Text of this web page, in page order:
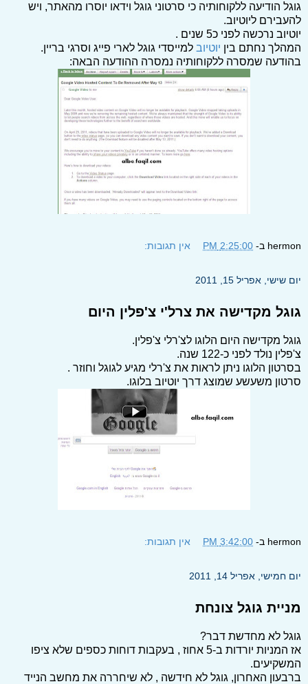
גוגל הודיעה ללקוחותיה כי סרטוני גוגל וידאו יוסרו מהאתר, ויש
להעבירם ליוטיוב.
יוטיוב נרכשה לפני כ5 שנים .
המהלך נחתם בין יוטיוב למייסדי גוגל לארי פייג וסרגי בריין.
בהודעה שמסרה ללקוחותיה נמסרה ההודעה הבאה:
hermon ב- 2:25:00 PM אין תגובות:
יום שישי, אפריל 15, 2011
גוגל מקדישה את צרל'י צ'פלין היום
גוגל מקדישה היום הלוגו לצ'רלי צ'פלין.
צ'פלין נולד לפני כ-122 שנה.
בסרטון הלוגו ניתן לראות את צ'רלי מגיע לגוגל וחוזר .
סרטון משעשע שמוצג דרך יוטיוב בלוגו.
hermon ב- 3:42:00 PM אין תגובות:
יום חמישי, אפריל 14, 2011
מניית גוגל צונחת
גוגל לא מחדשת דבר?
אז המניות יורדות ב-5 אחוז , בעקבות דוחות כספים שלא ציפו
המשקיעים.
ברבעון האחרון, גוגל לא חידשה , לא שיחררה את מחשב הנייד